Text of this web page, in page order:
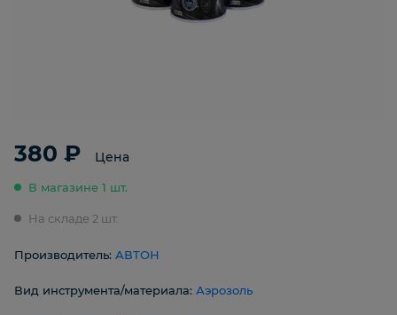
380 ₽ Цена
В магазине 1 шт.
На складе 2 шт.
Производитель: АВТОН
Вид инструмента/материала: Аэрозоль